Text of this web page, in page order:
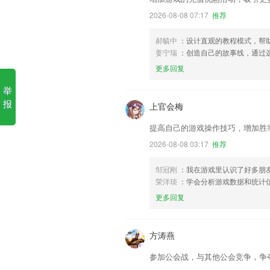
2026-08-08 07:17 推荐
郝毓中 ：设计直观的教程模式，
姜宁瑞 ：创造自己的故事线，通
更多回复
上官会梅
提高自己的游戏操作技巧，增加胜
2026-08-08 03:17 推荐
邹冠刚 ：我在游戏里认识了好多
荣洋琰 ：学会分析游戏数据和统
更多回复
方涛燕
参加公会战，与其他公会竞争，
举
报